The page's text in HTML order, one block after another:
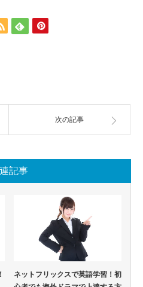
次の記事
記事
ネットフリックスで英語学習！初